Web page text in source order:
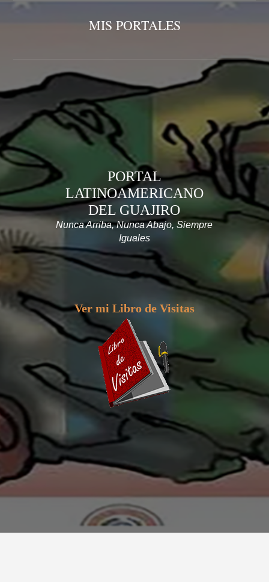
MIS PORTALES
PORTAL
LATINOAMERICANO
DEL GUAJIRO
Nunca Arriba, Nunca Abajo, Siempre
Iguales
Ver mi Libro de Visitas